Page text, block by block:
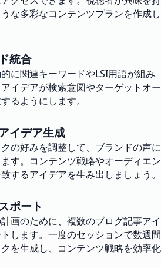
な多彩なコンテンツプランを作成し
統合
に関連キーワードやLSI用語が組み
イデアが検索意図やターゲットオー
るようにします。
イデア生成
の好みを調整して、ブランドの声に
す。コンテンツ戦略やオーディエン
するアイデアを生み出しましょう。
ポート
画のために、複数のブログ記事アイ
します。一度のセッションで数週間
を生成し、コンテンツ戦略を効率化